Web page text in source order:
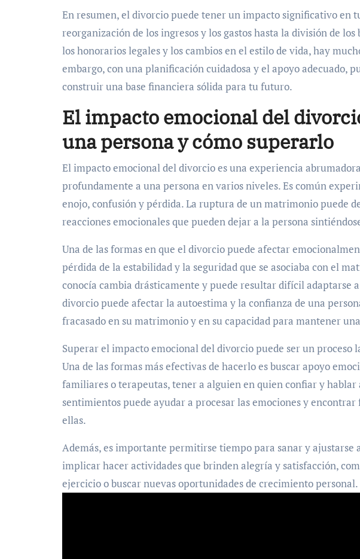
En resumen, el divorcio puede tener un impacto significativo en
reorganización de los ingresos y los gastos hasta la división de los
los honorarios legales y los cambios en el estilo de vida, hay
embargo, con una planificación cuidadosa y el apoyo adecuado,
construir una base financiera sólida para tu futuro.
El impacto emocional del
una persona y cómo superarlo
El impacto emocional del divorcio es una experiencia
profundamente a una persona en varios niveles. Es común
enojo, confusión y pérdida. La ruptura de un matrimonio puede
reacciones emocionales que pueden dejar a la persona
Una de las formas en que el divorcio puede afectar
pérdida de la estabilidad y la seguridad que se asociaba con el
conocía cambia drásticamente y puede resultar difícil adaptarse
divorcio puede afectar la autoestima y la confianza de una
fracasado en su matrimonio y en su capacidad para mantener
Superar el impacto emocional del divorcio puede ser un proceso
Una de las formas más efectivas de hacerlo es buscar apoyo
familiares o terapeutas, tener a alguien en quien confiar y hablar
sentimientos puede ayudar a procesar las emociones y
ellas.
Además, es importante permitirse tiempo para sanar y ajustarse
implicar hacer actividades que brinden alegría y satisfacción,
ejercicio o buscar nuevas oportunidades de crecimiento personal.